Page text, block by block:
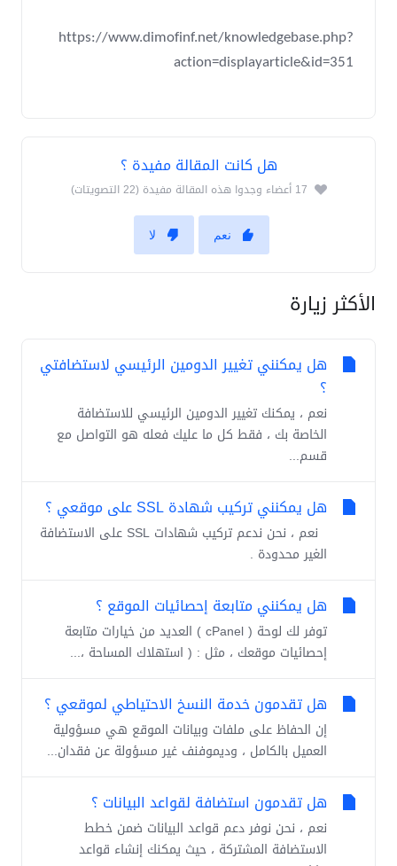
https://www.dimofinf.net/knowledgebase.php?
action=displayarticle&id=351
هل كانت المقالة مفيدة ؟
17 أعضاء وجدوا هذه المقالة مفيدة (22 التصويتات)
نعم لا
الأكثر زيارة
هل يمكنني تغيير الدومين الرئيسي لاستضافتي
؟
نعم ، يمكنك تغيير الدومين الرئيسي للاستضافة
الخاصة بك ، فقط كل ما عليك فعله هو التواصل مع
قسم...
هل يمكنني تركيب شهادة SSL على موقعي ؟
نعم ، نحن ندعم تركيب شهادات SSL على الاستضافة
الغير محدودة .
هل يمكنني متابعة إحصائيات الموقع ؟
توفر لك لوحة ( cPanel ) العديد من خيارات متابعة
إحصائيات موقعك ، مثل : ( استهلاك المساحة ،...
هل تقدمون خدمة النسخ الاحتياطي لموقعي ؟
إن الحفاظ على ملفات وبيانات الموقع هي مسؤولية
العميل بالكامل ، وديموفنف غير مسؤولة عن فقدان...
هل تقدمون استضافة لقواعد البيانات ؟
نعم ، نحن نوفر دعم قواعد البيانات ضمن خطط
الاستضافة المشتركة ، حيث يمكنك إنشاء قواعد